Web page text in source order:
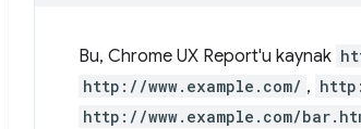
Bu, Chrome UX Report'u kaynak
http://www.example.com/ ,
http://www.example.com/